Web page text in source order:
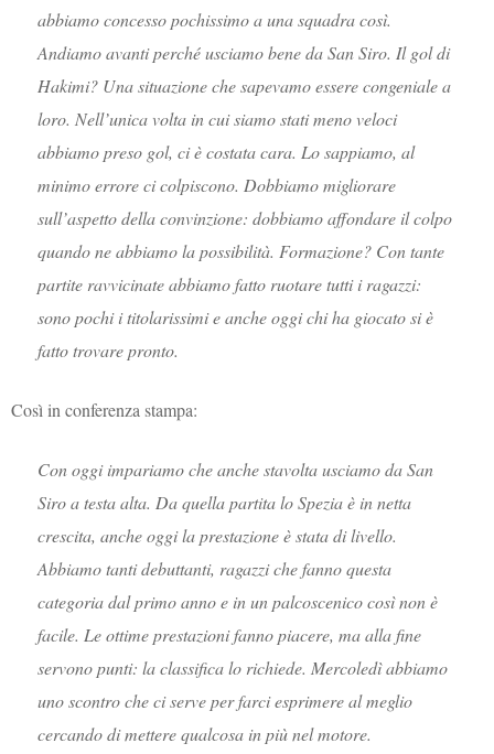
abbiamo concesso pochissimo a una squadra così.
Andiamo avanti perché usciamo bene da San Siro. Il gol di
Hakimi? Una situazione che sapevamo essere congeniale a
loro. Nell’unica volta in cui siamo stati meno veloci
abbiamo preso gol, ci è costata cara. Lo sappiamo, al
minimo errore ci colpiscono. Dobbiamo migliorare
sull’aspetto della convinzione: dobbiamo affondare il colpo
quando ne abbiamo la possibilità. Formazione? Con tante
partite ravvicinate abbiamo fatto ruotare tutti i ragazzi:
sono pochi i titolarissimi e anche oggi chi ha giocato si è
fatto trovare pronto.
Così in conferenza stampa:
Con oggi impariamo che anche stavolta usciamo da San
Siro a testa alta. Da quella partita lo Spezia è in netta
crescita, anche oggi la prestazione è stata di livello.
Abbiamo tanti debuttanti, ragazzi che fanno questa
categoria dal primo anno e in un palcoscenico così non è
facile. Le ottime prestazioni fanno piacere, ma alla fine
servono punti: la classifica lo richiede. Mercoledì abbiamo
uno scontro che ci serve per farci esprimere al meglio
cercando di mettere qualcosa in più nel motore.